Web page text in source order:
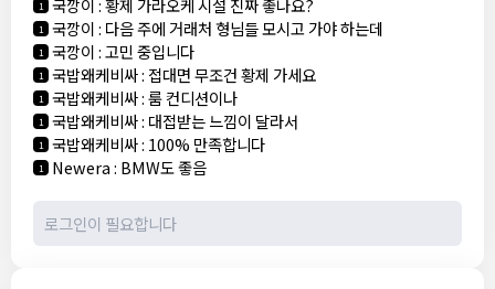
1 국깡이:황제 가라오케 시설 진짜 좋나요?
1 국깡이: 다음 주에 거래처 형님들 모시고 가야 하는데
1 국깡이:고민 중입니다
1 국밥왜케비싸: 접대면 무조건 황제 가세요
1 국밥왜케비싸:룸 컨디션이나
1 국밥왜케비싸: 대접받는 느낌이 달라서
1 국밥왜케비싸: 100% 만족합니다
1 Newera: BMW도 좋음